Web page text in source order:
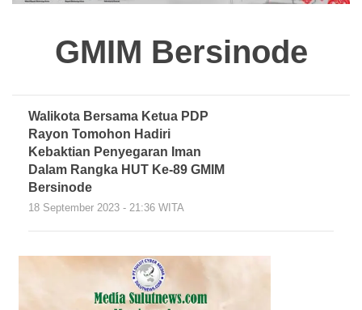
GMIM Bersinode
Walikota Bersama Ketua PDP
Rayon Tomohon Hadiri
Kebaktian Penyegaran Iman
Dalam Rangka HUT Ke-89 GMIM
Bersinode
18 September 2023 - 21:36 WITA